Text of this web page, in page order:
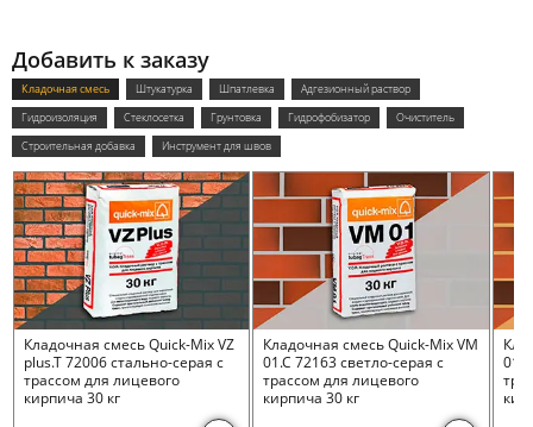
Добавить к заказу
Кладочная смесь Штукатурка Шпатлевка
Адгезионный раствор
Гидроизоляция
Стеклосетка Грунтовка Гидрофобизатор
Очиститель
Строительная добавка
Инструмент для швов
Кладочная смесь Quick-Mix VZ
plus.T 72006 стально-серая с
трассом для лицевого
кирпича 30 кг
Кладочная смесь Quick-Mix VM
01.C 72163 светло-серая с
трассом для лицевого
кирпича 30 кг
01.I